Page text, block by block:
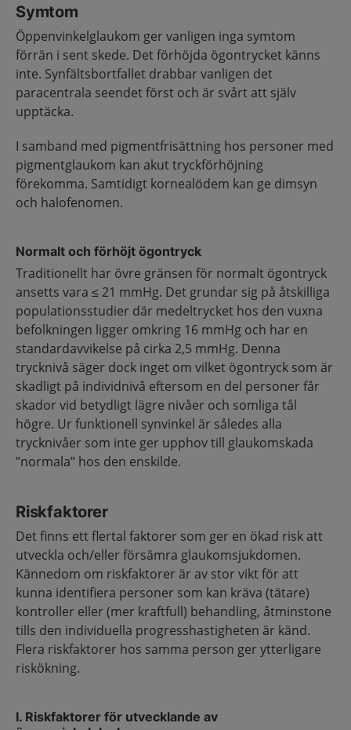
Symtom
Öppenvinkelglaukom ger vanligen inga symtom
förrän i sent skede. Det förhöjda ögontrycket känns
inte. Synfältsbortfallet drabbar vanligen det
paracentrala seendet först och är svårt att själv
upptäcka.
I samband med pigmentfrisättning hos personer med
pigmentglaukom kan akut tryckförhöjning
förekomma. Samtidigt kornealödem kan ge dimsyn
och halofenomen.
Normalt och förhöjt ögontryck
Traditionellt har övre gränsen för normalt ögontryck
ansetts vara ≤ 21 mmHg. Det grundar sig på åtskilliga
populationsstudier där medeltrycket hos den vuxna
befolkningen ligger omkring 16 mmHg och har en
standardavvikelse på cirka 2,5 mmHg. Denna
trycknivå säger dock inget om vilket ögontryck som är
skadligt på individnivå eftersom en del personer får
skador vid betydligt lägre nivåer och somliga tål
högre. Ur funktionell synvinkel är således alla
trycknivåer som inte ger upphov till glaukomskada
”normala” hos den enskilde.
Riskfaktorer
Det finns ett flertal faktorer som ger en ökad risk att
utveckla och/eller försämra glaukomsjukdomen.
Kännedom om riskfaktorer är av stor vikt för att
kunna identifiera personer som kan kräva (tätare)
kontroller eller (mer kraftfull) behandling, åtminstone
tills den individuella progresshastigheten är känd.
Flera riskfaktorer hos samma person ger ytterligare
riskökning.
I. Riskfaktorer för utvecklande av